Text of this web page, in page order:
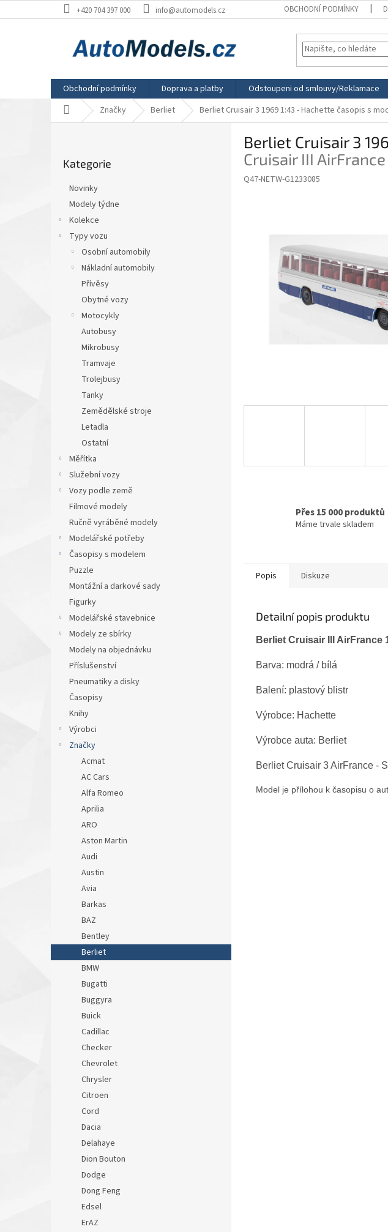
na
+420 704 397 000 info@automodels.cz OBCHODNÍ PODMÍNKY
Obchodní podmínky Doprava a platby Odstoupeni od smlouvy/Reklamace
Domů Značky Berliet Berliet Cruisair 3 1969 1:43 - Hachette časopis s
kategorie
Kategorie
Novinky
Modely týdne
Kolekce
Typy vozu
Osobní automobily
Nákladní automobily
Přívěsy
Obytné vozy
Motocykly
Autobusy
Mikrobusy
Tramvaje
Trolejbusy
Tanky
Zemědělské stroje
Letadla
Ostatní
Měřítka
Služební vozy
Vozy podle země
Filmové modely
Ručně vyráběné modely
Modelářské potřeby
Časopisy s modelem
Puzzle
Montážní a darkové sady
Figurky
Modelářské stavebnice
Modely ze sbírky
Modely na objednávku
Příslušenství
Pneumatiky a disky
Časopisy
Knihy
Výrobci
Značky
Acmat
AC Cars
Alfa Romeo
Aprilia
ARO
Aston Martin
Audi
Austin
Avia
Barkas
BAZ
Bentley
Berliet
BMW
Bugatti
Buggyra
Buick
Cadillac
Checker
Chevrolet
Chrysler
Citroen
Cord
Dacia
Delahaye
Dion Bouton
Dodge
Dong Feng
Edsel
ErAZ
Berliet Cruisair 3
Cruisair III
Q47-NETW-G1233085
Přes 15 000 produktů
Máme trvale skladem
Popis Diskuze
Detailní popis produktu
Berliet Cruisair III AirFrance
Barva: modrá / bílá
Balení: plastový blistr
Výrobce: Hachette
Výrobce auta: Berliet
Berliet Cruisair 3 AirFrance -
Model je přílohou k časopisu o